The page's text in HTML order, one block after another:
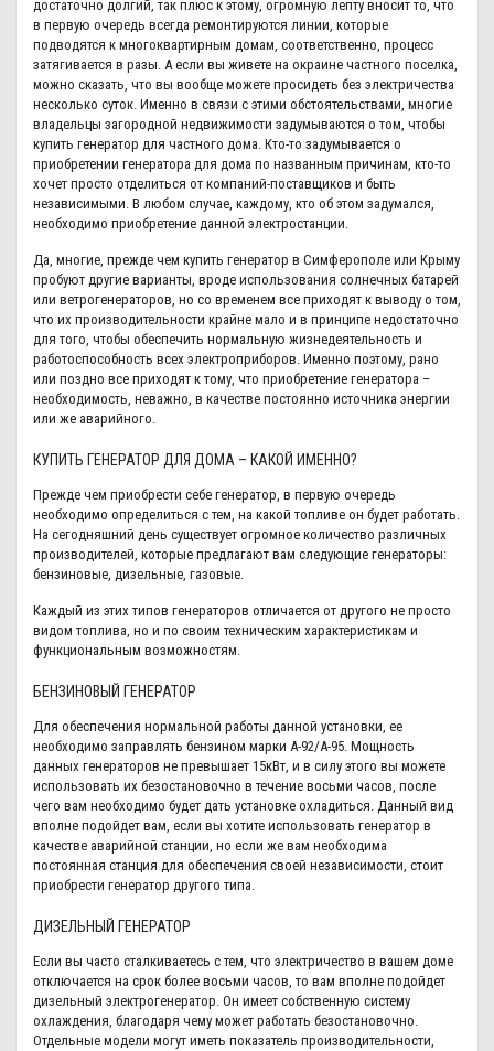
достаточно долгий, так плюс к этому, огромную лепту вносит то, что
в первую очередь всегда ремонтируются линии, которые
подводятся к многоквартирным домам, соответственно, процесс
затягивается в разы. А если вы живете на окраине частного поселка,
можно сказать, что вы вообще можете просидеть без электричества
несколько суток. Именно в связи с этими обстоятельствами, многие
владельцы загородной недвижимости задумываются о том, чтобы
купить генератор для частного дома. Кто-то задумывается о
приобретении генератора для дома по названным причинам, кто-то
хочет просто отделиться от компаний-поставщиков и быть
независимыми. В любом случае, каждому, кто об этом задумался,
необходимо приобретение данной электростанции.
Да, многие, прежде чем купить генератор в Симферополе или Крыму
пробуют другие варианты, вроде использования солнечных батарей
или ветрогенераторов, но со временем все приходят к выводу о том,
что их производительности крайне мало и в принципе недостаточно
для того, чтобы обеспечить нормальную жизнедеятельность и
работоспособность всех электроприборов. Именно поэтому, рано
или поздно все приходят к тому, что приобретение генератора –
необходимость, неважно, в качестве постоянно источника энергии
или же аварийного.
КУПИТЬ ГЕНЕРАТОР ДЛЯ ДОМА – КАКОЙ ИМЕННО?
Прежде чем приобрести себе генератор, в первую очередь
необходимо определиться с тем, на какой топливе он будет работать.
На сегодняшний день существует огромное количество различных
производителей, которые предлагают вам следующие генераторы:
бензиновые, дизельные, газовые.
Каждый из этих типов генераторов отличается от другого не просто
видом топлива, но и по своим техническим характеристикам и
функциональным возможностям.
БЕНЗИНОВЫЙ ГЕНЕРАТОР
Для обеспечения нормальной работы данной установки, ее
необходимо заправлять бензином марки А-92/А-95. Мощность
данных генераторов не превышает 15кВт, и в силу этого вы можете
использовать их безостановочно в течение восьми часов, после
чего вам необходимо будет дать установке охладиться. Данный вид
вполне подойдет вам, если вы хотите использовать генератор в
качестве аварийной станции, но если же вам необходима
постоянная станция для обеспечения своей независимости, стоит
приобрести генератор другого типа.
ДИЗЕЛЬНЫЙ ГЕНЕРАТОР
Если вы часто сталкиваетесь с тем, что электричество в вашем доме
отключается на срок более восьми часов, то вам вполне подойдет
дизельный электрогенератор. Он имеет собственную систему
охлаждения, благодаря чему может работать безостановочно.
Отдельные модели могут иметь показатель производительности,